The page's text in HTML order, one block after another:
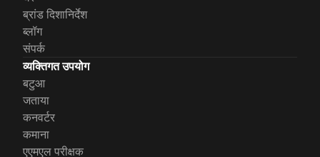
ब्रांड दिशानिर्देश
ब्लॉग
संपर्क
व्यक्तिगत उपयोग
बटुआ
जताया
कनवर्टर
कमाना
एएमएल परीक्षक